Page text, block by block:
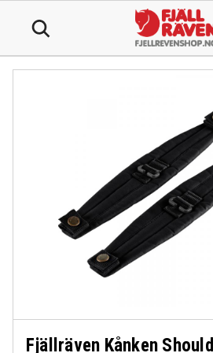
Fjällräven Kånken